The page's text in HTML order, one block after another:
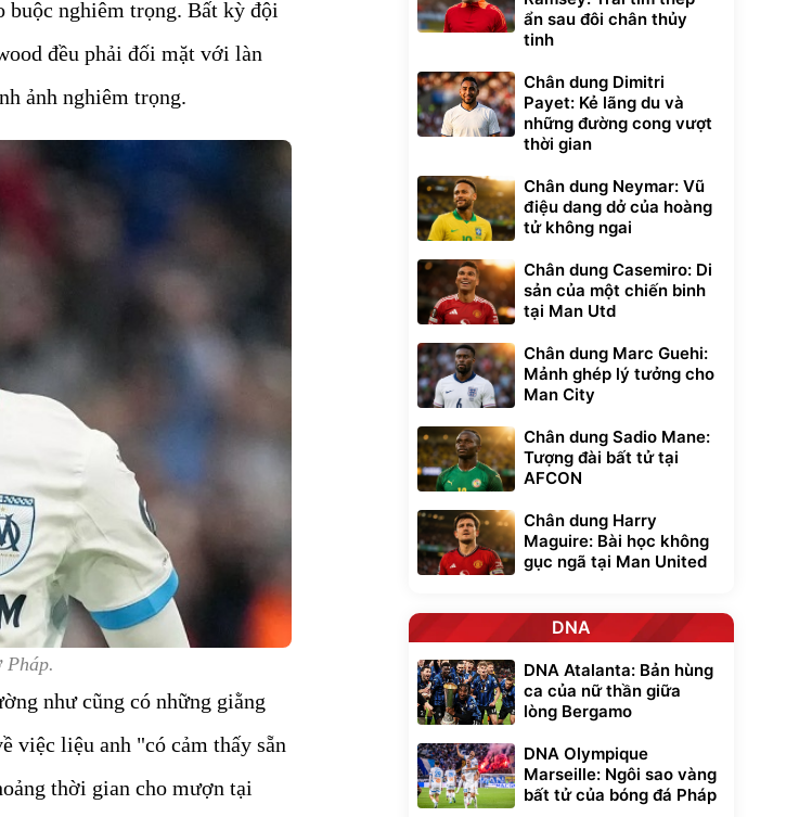
buộc nghiêm trọng. Bất kỳ đội
đều phải đối mặt với làn
ảnh nghiêm trọng.
Pháp.
như cũng có những giằng
việc liệu anh "có cảm thấy sẵn
thời gian cho mượn tại
ẩn sau đôi chân thủy
tinh
Chân dung Dimitri
Payet: Kẻ lãng du và
những đường cong vượt
thời gian
Chân dung Neymar: Vũ
điệu dang dở của hoàng
tử không ngai
Chân dung Casemiro: Di
sản của một chiến binh
tại Man Utd
Chân dung Marc Guehi:
Mảnh ghép lý tưởng cho
Man City
Chân dung Sadio Mane:
Tượng đài bất tử tại
AFCON
Chân dung Harry
Maguire: Bài học không
gục ngã tại Man United
DNA
DNA Atalanta: Bản hùng
ca của nữ thần giữa
lòng Bergamo
DNA Olympique
Marseille: Ngôi sao vàng
bất tử của bóng đá Pháp